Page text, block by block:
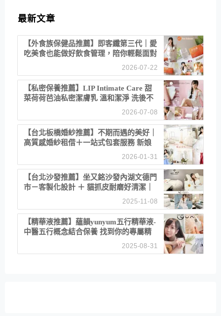
最新文章
【外食族保健品推薦】即客纖第三代｜愛
吃美食也能做好飲食管理，陪你輕鬆面對
2026-07-22
【私密保養推薦】LIP Intimate Care 甜
菜荷荷芭油私密潔膚乳 溫和潔淨 洗後不
2026-07-08
【台北板橋婚紗推薦】不期而遇的美好｜
高質感婚紗租借＋一站式包套服務 新娘
2026-01-31
【台北沙發推薦】坐又銘沙發內湖文德門
市－客製化設計 ＋ 貓抓皮耐磨好清潔｜
直營直銷、價格透明 高CP值打造夢想
2025-11-08
【精華液推薦】蘊韻yunyum五行精華液-
中醫五行概念結合保養 找到你的專屬精
華！ 水㊀土㊀就選「潤・賦精華」維持
2025-08-31